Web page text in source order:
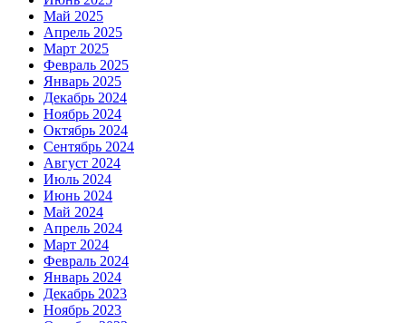
Май 2025
Апрель 2025
Март 2025
Февраль 2025
Январь 2025
Декабрь 2024
Ноябрь 2024
Октябрь 2024
Сентябрь 2024
Август 2024
Июль 2024
Июнь 2024
Май 2024
Апрель 2024
Март 2024
Февраль 2024
Январь 2024
Декабрь 2023
Ноябрь 2023